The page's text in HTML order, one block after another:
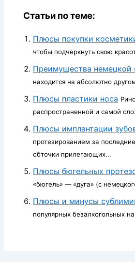
Статьи по теме:
Плюсы покупки
чтобы подчеркнуть свою
Преимущества немецкой
находится на абсолютно
Плюсы пластики носа
распространенной и самой
Плюсы имплантации
протезированием за
обточки прилегающих...
Плюсы бюгельных
«бюгель» — «дуга» (с
Плюсы и минусы
популярных безалкогольных